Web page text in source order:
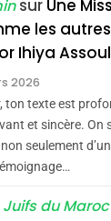
Maroc : Les
De Tafraout,
De Tadla
Consacrés
Du Terroir
DAFINA MAROC
Oeil
Vanessa De
Stauber
CINEMA ISRAÉL
sur Une
les
Ihiya
2026
ton texte est
et sincère. On
non seulement
du Maroc